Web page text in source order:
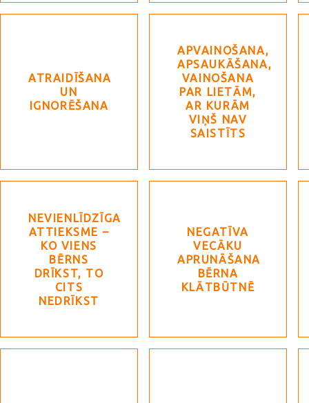
ATRAIDĪŠANA
UN
IGNORĒŠANA
APVAINOŠANA,
APSAUKĀŠANA,
VAINOŠANA
PAR LIETĀM,
AR KURĀM
VIŅŠ NAV
SAISTĪTS
NEVIENLĪDZĪGA
ATTIEKSME –
KO VIENS
BĒRNS
DRĪKST, TO
CITS
NEDRĪKST
NEGATĪVA
VECĀKU
APRUNĀŠANA
BĒRNA
KLĀTBŪTNĒ